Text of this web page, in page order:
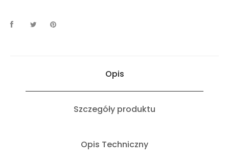
Opis
Szczegóły produktu
Opis Techniczny